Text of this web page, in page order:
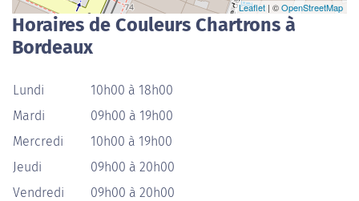
Leaflet | ©OpenStreetMap
Horaires de Couleurs Chartrons à
Bordeaux
Lundi
10h00 à 18h00
Mardi
09h00 à 19h00
Mercredi
10h00 à 19h00
Jeudi
09h00 à 20h00
Vendredi
09h00 à 20h00